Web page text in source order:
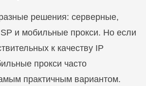
решения: серверные,
и мобильные прокси. Но если
к качеству IP
прокси часто
практичным вариантом.